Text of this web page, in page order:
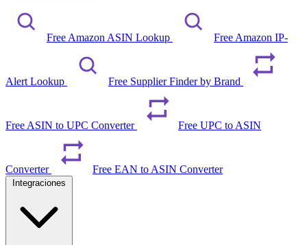
Free Amazon ASIN Lookup Free Amazon IP-
Alert Lookup Free Supplier Finder by Brand
Free ASIN to UPC Converter Free UPC to ASIN
Converter Free EAN to ASIN Converter